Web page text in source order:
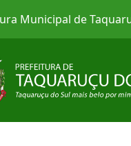
Municipal de